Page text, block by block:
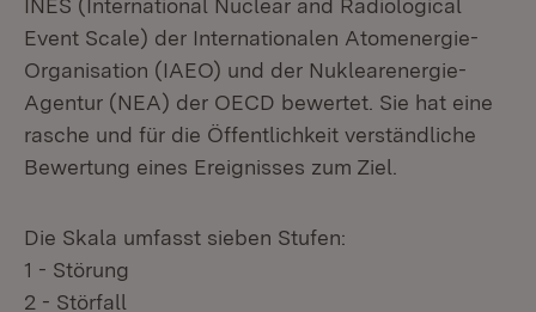
INES (International Nuclear and Radiological
Event Scale) der Internationalen Atomenergie-
Organisation (IAEO) und der Nuklearenergie-
Agentur (NEA) der OECD bewertet. Sie hat eine
rasche und für die Öffentlichkeit verständliche
Bewertung eines Ereignisses zum Ziel.
Die Skala umfasst sieben Stufen:
1 - Störung
2 - Störfall